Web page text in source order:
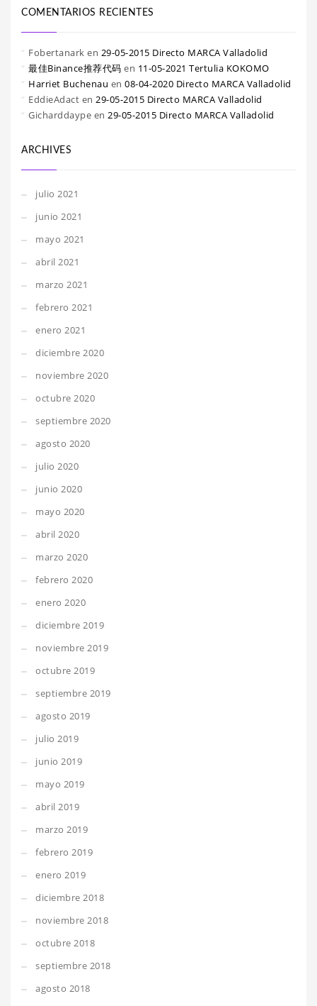
COMENTARIOS RECIENTES
Fobertanark en 29-05-2015 Directo MARCA Valladolid
最佳Binance推荐代码 en 11-05-2021 Tertulia KOKOMO
Harriet Buchenau en 08-04-2020 Directo MARCA Valladolid
EddieAdact en 29-05-2015 Directo MARCA Valladolid
Gicharddaype en 29-05-2015 Directo MARCA Valladolid
ARCHIVES
julio 2021
junio 2021
mayo 2021
abril 2021
marzo 2021
febrero 2021
enero 2021
diciembre 2020
noviembre 2020
octubre 2020
septiembre 2020
agosto 2020
julio 2020
junio 2020
mayo 2020
abril 2020
marzo 2020
febrero 2020
enero 2020
diciembre 2019
noviembre 2019
octubre 2019
septiembre 2019
agosto 2019
julio 2019
junio 2019
mayo 2019
abril 2019
marzo 2019
febrero 2019
enero 2019
diciembre 2018
noviembre 2018
octubre 2018
septiembre 2018
agosto 2018